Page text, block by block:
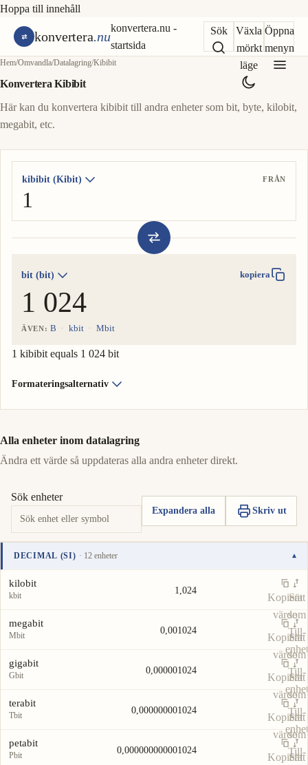
Hoppa till innehåll
konvertera.nu
konvertera.nu -
startsida
Sök
Växla
mörkt
läge
Öppna
menyn
Hem/Omvandla/Datalagring/Kibibit
Konvertera Kibibit
Här kan du konvertera kibibit till andra enheter som bit, byte, kilobit,
megabit, etc.
kibibit (Kibit) FRÅN
bit (bit) kopiera
ÄVEN: B kbit Mbit
1 kibibit equals 1 024 bit
Formateringsalternativ
Alla enheter inom datalagring
Ändra ett värde så uppdateras alla andra enheter direkt.
Sök enheter
Expandera alla Skriv ut
DECIMAL (SI) · 12 enheter ▾
Enhet Värde
kilobit
kbit 1,024
Kopiera
värde
Sätt
som
Till-
enhet
megabit
Mbit 0,001024
Kopiera
värde
Sätt
som
Till-
enhet
gigabit
Gbit 0,000001024
Kopiera
värde
Sätt
som
Till-
enhet
terabit
Tbit 0,000000001024
Kopiera
värde
Sätt
som
Till-
petabit
Pbit 0,000000000001024
Kopiera
Sätt